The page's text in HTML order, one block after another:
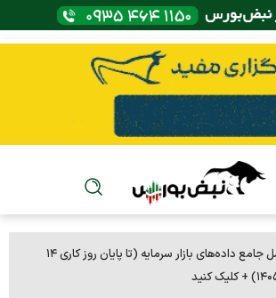
🔴 اکسل جامع داده‌های بازار سرمایه (تا پایان روز کاری ۱۴